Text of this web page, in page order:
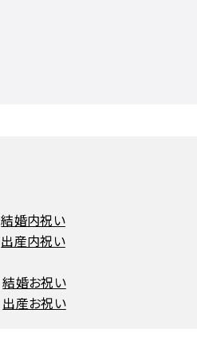
結婚内祝い
出産内祝い
結婚お祝い
出産お祝い